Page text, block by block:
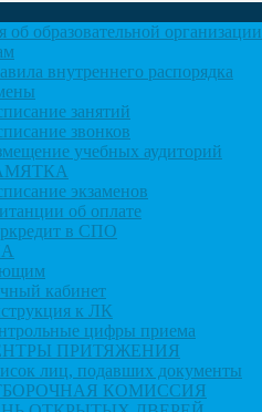
об образовательной организации
внутреннего распорядка
занятий
звонков
учебных аудиторий
экзаменов
об оплате
в СПО
кабинет
к ЛК
цифры приема
ПРИТЯЖЕНИЯ
лиц, подавших документы
КОМИССИЯ